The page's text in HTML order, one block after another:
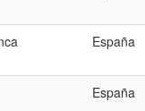
España
España